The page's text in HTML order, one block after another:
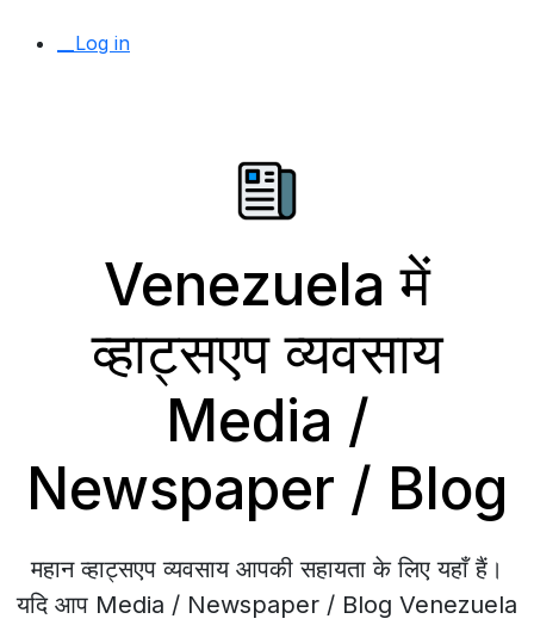
__Log in
Venezuela में
व्हाट्सएप व्यवसाय
Media /
Newspaper / Blog
महान व्हाट्सएप व्यवसाय आपकी सहायता के लिए यहाँ हैं।
यदि आप Media / Newspaper / Blog Venezuela